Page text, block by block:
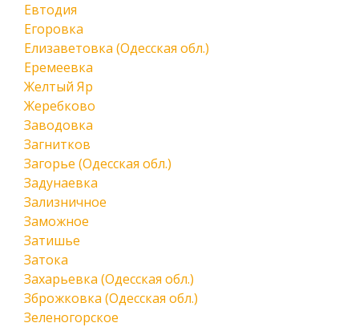
Евтодия
Егоровка
Елизаветовка (Одесская обл.)
Еремеевка
Желтый Яр
Жеребково
Заводовка
Загнитков
Загорье (Одесская обл.)
Задунаевка
Зализничное
Заможное
Затишье
Затока
Захарьевка (Одесская обл.)
Зброжковка (Одесская обл.)
Зеленогорское